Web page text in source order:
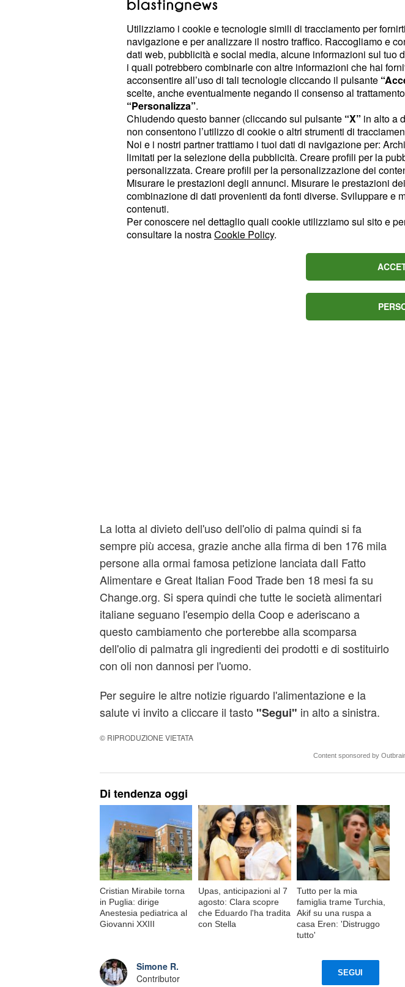
Problema disponibilità
Ovviamente nei supermercati noteremo la mancanza di
disponibilità per numerosi prodotti, ma Coop, dopo essersi
scusata per l'inconveniente, ha dichiarato che continueranno
ad applicare regole peruna corretta ed equilibrata
alimentazioneanche riguardo altri ingredienti che, se
assunti in quantità elevate, potrebbero provocare problemi
alla salute del consumatore: ingredienti come sale, zucchero
ed altro.
Lotta contro l'olio di palma
Altre societàavevano già ritirato molti prodotti a base di olio
di palma, infatti Esselunga è riuscita a garantire il marchio
' per più dell'80 per cento dei suoi prodotti, mentre
società comeCarrefour ha garantito che circa il 50 per cento
La lotta al divieto dell'uso dell'olio di palma quindi si fa
sempre più accesa, grazie anche alla firma di ben 176 mila
persone alla ormai famosa petizione lanciata daIl Fatto
Alimentare e Great Italian Food Trade ben 18 mesi fa su
Change.org. Si spera quindi che tutte le società alimentari
italiane seguano l'esempio della Coop e aderiscano a
questo cambiamento che porterebbe alla scomparsa
dell'olio di palmatra gli ingredienti dei prodotti e di sostituirlo
con oli non dannosi per l'uomo.
Per seguire le altre notizie riguardo l'alimentazione e la
salute vi invito a cliccare il tasto "Segui" in alto a sinistra.
© RIPRODUZIONE VIETATA
Content sponsored by
Di tendenza oggi
Cristian Mirabile torna
in Puglia: dirige
Anestesia pediatrica al
Giovanni XXIII
Upas, anticipazioni al 7
agosto: Clara scopre
che Eduardo l'ha tradita
con Stella
Tutto per la mia
famiglia trame Turchia,
Akif su una ruspa a
casa Eren: 'Distruggo
tutto'
Simone R.
Contributor
SEGUI
Utilizziamo i cookie e tecnologie simili di tracciamento per
navigazione e per analizzare il nostro traffico. Raccogliamo e
dati web, pubblicità e social media, alcune informazioni sul tuo
i quali potrebbero combinarle con altre informazioni che hai
acconsentire all’uso di tali tecnologie cliccando il pulsante
scelte, anche eventualmente negando il consenso al
“Personalizza”.
Chiudendo questo banner (cliccando sul pulsante “X” in alto a
non consentono l’utilizzo di cookie o altri strumenti di
Noi e i nostri partner trattiamo i tuoi dati di navigazione per:
limitati per la selezione della pubblicità. Creare profili per la
personalizzata. Creare profili per la personalizzazione dei
Misurare le prestazioni degli annunci. Misurare le prestazioni
combinazione di dati provenienti da fonti diverse. Sviluppare e
contenuti.
Per conoscere nel dettaglio quali cookie utilizziamo sul sito e
consultare la nostraCookie Policy.